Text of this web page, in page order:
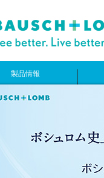
製品情報